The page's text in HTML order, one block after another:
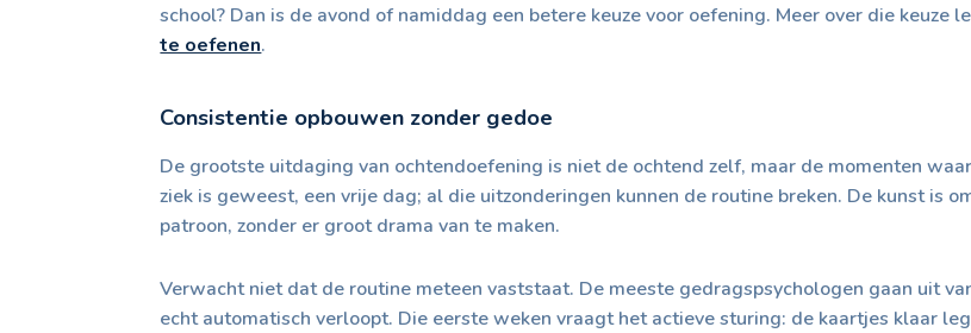
school? Dan is de avond of namiddag een betere keuze voor oefening. Meer over die keuze
te oefenen.
Consistentie opbouwen zonder gedoe
De grootste uitdaging van ochtendoefening is niet de ochtend zelf, maar de momenten
ziek is geweest, een vrije dag; al die uitzonderingen kunnen de routine breken. De kunst is
patroon, zonder er groot drama van te maken.
Verwacht niet dat de routine meteen vaststaat. De meeste gedragspsychologen gaan uit
echt automatisch verloopt. Die eerste weken vraagt het actieve sturing: de kaartjes klaar